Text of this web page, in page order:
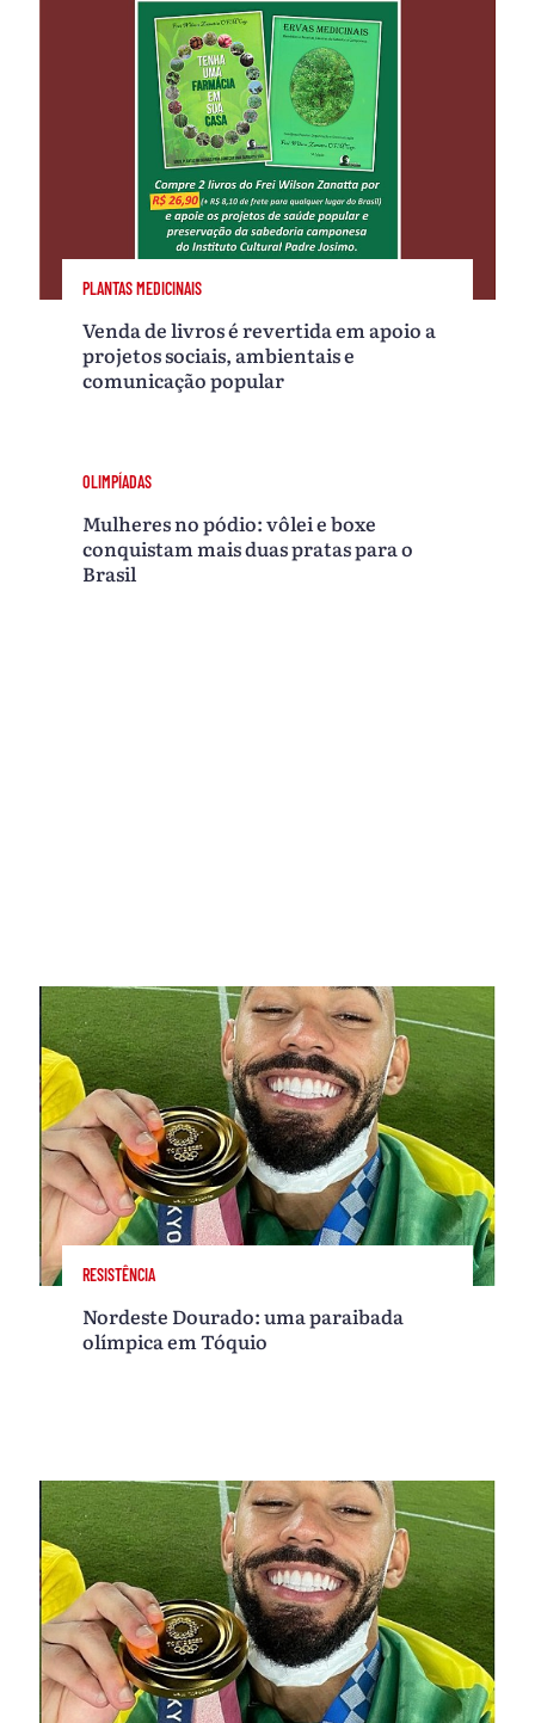
PLANTAS MEDICINAIS
Venda de livros é revertida em apoio a
projetos sociais, ambientais e
comunicação popular
OLIMPÍADAS
Mulheres no pódio: vôlei e boxe
conquistam mais duas pratas para o
Brasil
RESISTÊNCIA
Nordeste Dourado: uma paraibada
olímpica em Tóquio